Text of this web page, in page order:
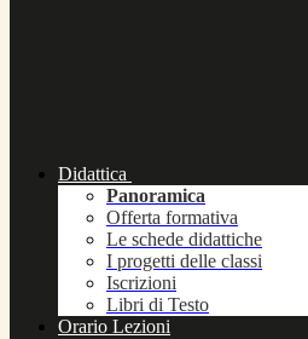
Didattica
Panoramica
Offerta formativa
Le schede didattiche
I progetti delle classi
Iscrizioni
Libri di Testo
Orario Lezioni